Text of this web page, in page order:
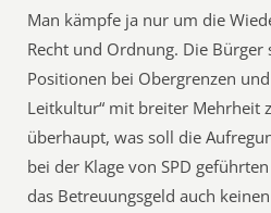
Man kämpfe ja nur um die
Recht und Ordnung. Die Bürger
Positionen bei Obergrenzen
Leitkultur“ mit breiter Mehrheit
überhaupt, was soll die
bei der Klage von SPD
das Betreuungsgeld auch